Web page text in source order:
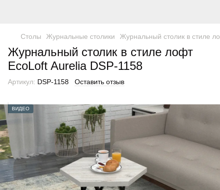
Столы Журнальные столики Журнальный столик в стиле
Журнальный столик в стиле лофт
EcoLoft Aurelia DSP-1158
Артикул: DSP-1158 Оставить отзыв
ВИДЕО